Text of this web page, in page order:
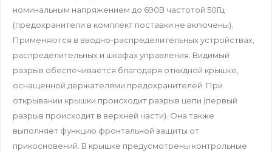
номинальным напряжением до 690В частотой 50Гц
(предохранители в комплект поставки не включены).
Применяются в вводно-распределительных устройствах,
распределительных и шкафах управления. Видимый
разрыв обеспечивается благодаря откидной крышке,
оснащенной держателями предохранителей. При
открывании крышки происходит разрыв цепи (первый
разрыв происходит в верхней части). Она также
выполняет функцию фронтальной защиты от
прикосновений. В крышке предусмотрены контрольные